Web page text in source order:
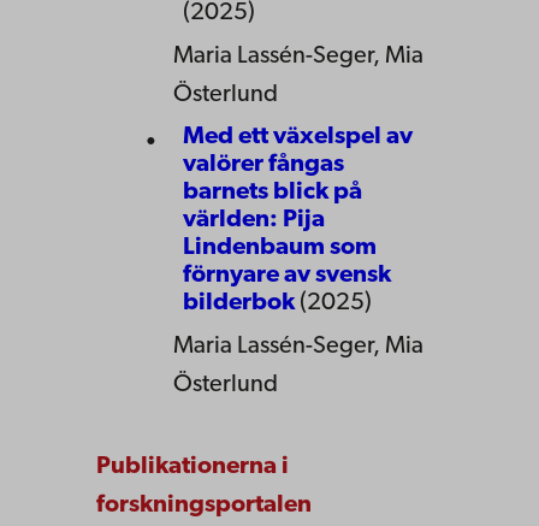
(2025)
Maria Lassén-Seger, Mia
Österlund
Med ett växelspel av
valörer fångas
barnets blick på
världen: Pija
Lindenbaum som
förnyare av svensk
bilderbok (2025)
Maria Lassén-Seger, Mia
Österlund
Publikationerna i
forskningsportalen